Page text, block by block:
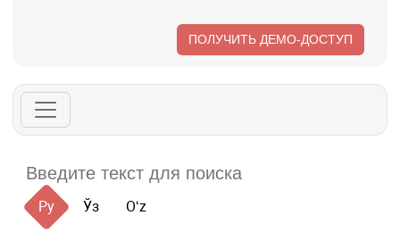
ПОЛУЧИТЬ ДЕМО-ДОСТУП
Ру Ўз Oʻz